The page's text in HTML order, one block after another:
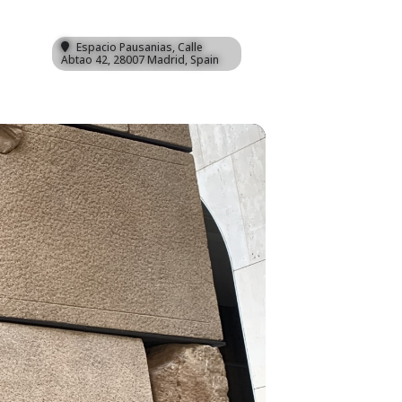
Espacio Pausanias, Calle
Abtao 42, 28007 Madrid, Spain